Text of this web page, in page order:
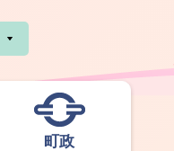
町政